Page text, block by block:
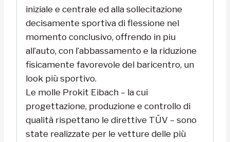
iniziale e centrale ed alla sollecitazione
decisamente sportiva di flessione nel
momento conclusivo, offrendo in piu
all’auto, con l’abbassamento e la riduzione
fisicamente favorevole del baricentro, un
look più sportivo.
Le molle Prokit Eibach – la cui
progettazione, produzione e controllo di
qualità rispettano le direttive TÜV – sono
state realizzate per le vetture delle più